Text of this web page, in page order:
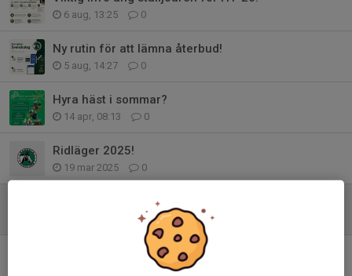
6 aug, 13:25 0
Ny rutin för att lämna återbud!
5 aug, 14:27 0
Hyra häst i sommar?
14 apr, 08:13 0
Ridläger 2025!
19 mar 2025 0
Fredagsfodervärd!
0
Lektionsschema och ändringar för VT2025